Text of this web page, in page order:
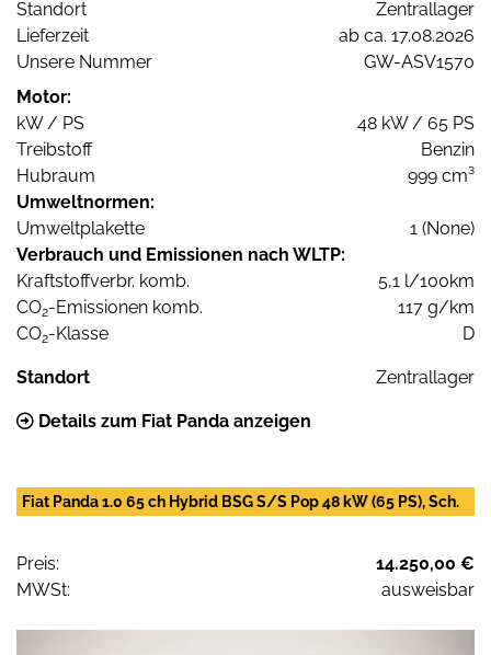
Standort
Zentrallager
Lieferzeit
ab ca. 17.08.2026
Unsere Nummer
GW-ASV1570
Motor:
kW / PS
48 kW / 65 PS
Treibstoff
Benzin
Hubraum
999 cm³
Umweltnormen:
Umweltplakette
1 (None)
Verbrauch und Emissionen nach WLTP:
Kraftstoffverbr. komb.
5,1 l/100km
CO2-Emissionen komb.
117 g/km
CO2-Klasse D
Standort Zentrallager
Details zum Fiat Panda anzeigen
Fiat Panda 1.0 65 ch Hybrid BSG S/S Pop 48 kW (65 PS), Sch.
Preis:
14.250,00 €
MWSt:
ausweisbar